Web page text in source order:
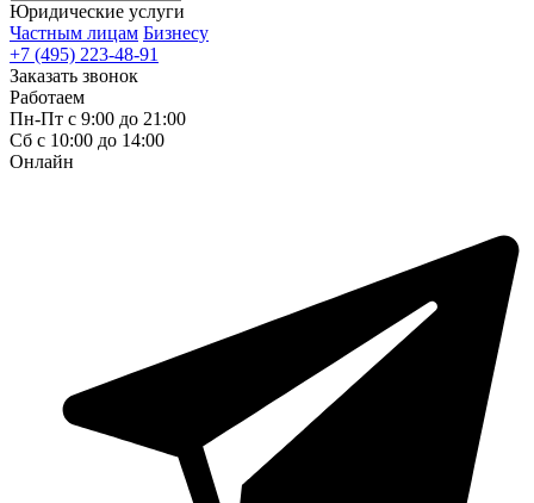
Юридические услуги
Частным лицам Бизнесу
+7 (495) 223-48-91
Заказать звонок
Работаем
Пн-Пт с 9:00 до 21:00
Сб с 10:00 до 14:00
Онлайн